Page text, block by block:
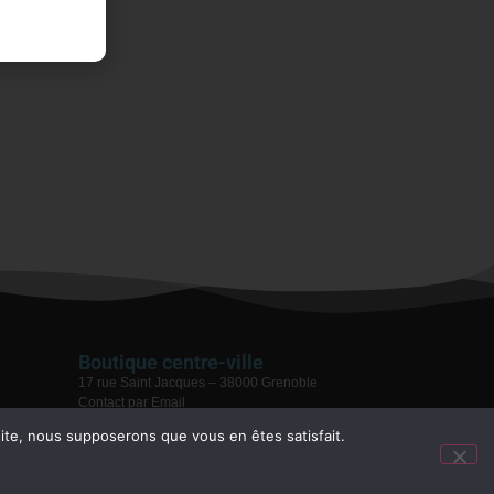
Boutique centre-ville
17 rue Saint Jacques – 38000 Grenoble
Contact par Email
nous supposerons que vous en êtes satisfait.